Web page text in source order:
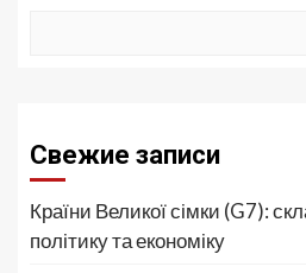
Свежие записи
Країни Великої сімки (G7):
політику та економіку